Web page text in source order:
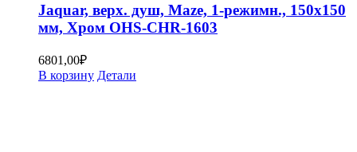
Jaquar, верх. душ, Maze, 1-режимн., 150х150
мм, Хром OHS-CHR-1603
6801,00₽
В корзину Детали